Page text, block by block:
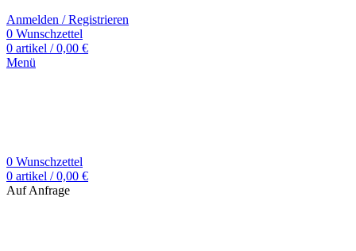
Anmelden / Registrieren
0 Wunschzettel
0 artikel / 0,00 €
Menü
0 Wunschzettel
0 artikel / 0,00 €
Auf Anfrage